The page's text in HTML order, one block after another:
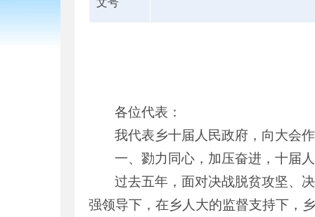
文号
各位代表：
我代表乡十届人民政府，向大会
一、勠力同心，加压奋进，十届
过去五年，面对决战脱贫攻坚、
强领导下，在乡人大的监督支持下，